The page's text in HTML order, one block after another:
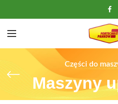
Części do
Maszyny